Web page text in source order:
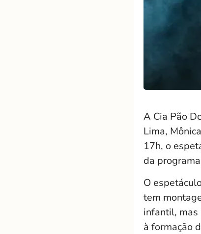
A Cia Pão
Lima,
17h, o
da
O
tem
infantil, mas
à formação